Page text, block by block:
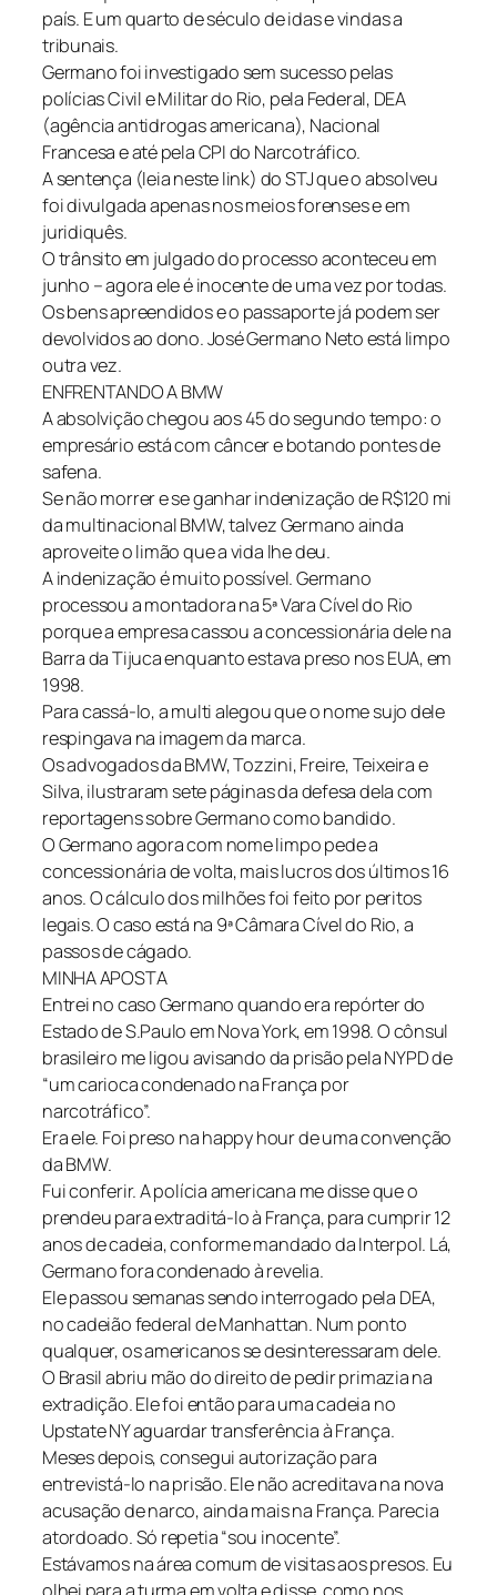
país. E um quarto de século de idas e vindas a
tribunais.
Germano foi investigado sem sucesso pelas
polícias Civil e Militar do Rio, pela Federal, DEA
(agência antidrogas americana), Nacional
Francesa e até pela CPI do Narcotráfico.
A sentença (leia neste link) do STJ que o absolveu
foi divulgada apenas nos meios forenses e em
juridiquês.
O trânsito em julgado do processo aconteceu em
junho – agora ele é inocente de uma vez por todas.
Os bens apreendidos e o passaporte já podem ser
devolvidos ao dono. José Germano Neto está limpo
outra vez.
ENFRENTANDO A BMW
A absolvição chegou aos 45 do segundo tempo: o
empresário está com câncer e botando pontes de
safena.
Se não morrer e se ganhar indenização de R$120 mi
da multinacional BMW, talvez Germano ainda
aproveite o limão que a vida lhe deu.
A indenização é muito possível. Germano
processou a montadora na 5ª Vara Cível do Rio
porque a empresa cassou a concessionária dele na
Barra da Tijuca enquanto estava preso nos EUA, em
1998.
Para cassá-lo, a multi alegou que o nome sujo dele
respingava na imagem da marca.
Os advogados da BMW, Tozzini, Freire, Teixeira e
Silva, ilustraram sete páginas da defesa dela com
reportagens sobre Germano como bandido.
O Germano agora com nome limpo pede a
concessionária de volta, mais lucros dos últimos 16
anos. O cálculo dos milhões foi feito por peritos
legais. O caso está na 9ª Câmara Cível do Rio, a
passos de cágado.
MINHA APOSTA
Entrei no caso Germano quando era repórter do
Estado de S.Paulo em Nova York, em 1998. O cônsul
brasileiro me ligou avisando da prisão pela NYPD de
“um carioca condenado na França por
narcotráfico”.
Era ele. Foi preso na happy hour de uma convenção
da BMW.
Fui conferir. A polícia americana me disse que o
prendeu para extraditá-lo à França, para cumprir 12
anos de cadeia, conforme mandado da Interpol. Lá,
Germano fora condenado à revelia.
Ele passou semanas sendo interrogado pela DEA,
no cadeião federal de Manhattan. Num ponto
qualquer, os americanos se desinteressaram dele.
O Brasil abriu mão do direito de pedir primazia na
extradição. Ele foi então para uma cadeia no
Upstate NY aguardar transferência à França.
Meses depois, consegui autorização para
entrevistá-lo na prisão. Ele não acreditava na nova
acusação de narco, ainda mais na França. Parecia
atordoado. Só repetia “sou inocente”.
Estávamos na área comum de visitas aos presos. Eu